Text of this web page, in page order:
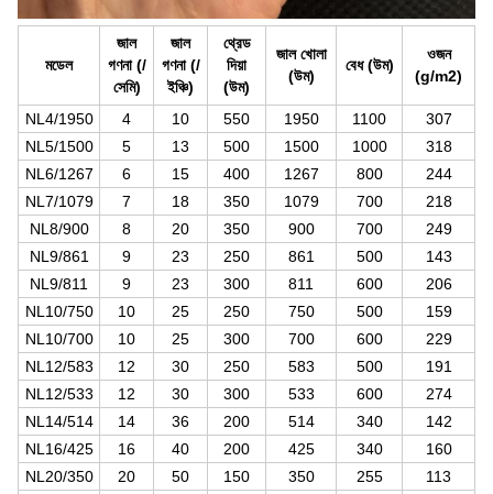
মডেল
জাল
গণনা (/
সেমি)
জাল
গণনা (/
ইঞ্চি)
থ্রেড
দিয়া
(উম)
জাল খোলা
(উম)
বেধ (উম)
ওজন
(g/m2)
NL4/1950 4 10 550 1950 1100
307
NL5/1500
5 13 500 1500 1000
318
NL6/1267
6 15 400 1267 800
244
NL7/1079
7 18 350 1079 700
218
NL8/900
8 20 350 900 700
249
NL9/861
9 23 250 861 500
143
NL9/811
9 23 300 811 600
206
NL10/750
10 25 250 750 500
159
NL10/700
10 25 300 700 600
229
NL12/583
12 30 250 583 500
191
NL12/533
12 30 300 533 600
274
NL14/514
14 36 200 514 340
142
NL16/425
16 40 200 425 340
160
NL20/350
20 50 150 350 255
113